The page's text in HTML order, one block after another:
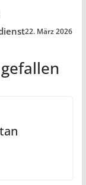
22. März 2026